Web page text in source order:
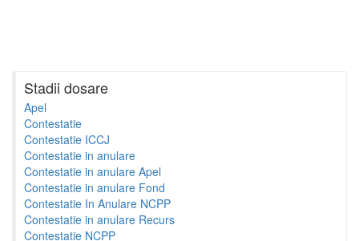
Stadii dosare
Apel
Contestatie
Contestatie ICCJ
Contestatie in anulare
Contestatie in anulare Apel
Contestatie in anulare Fond
Contestatie In Anulare NCPP
Contestatie in anulare Recurs
Contestatie NCPP